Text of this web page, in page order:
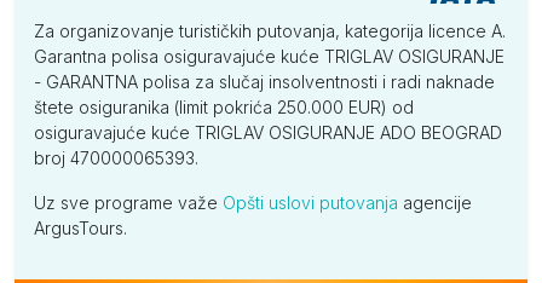
Za organizovanje turističkih putovanja, kategorija licence A.
Garantna polisa osiguravajuće kuće TRIGLAV OSIGURANJE
- GARANTNA polisa za slučaj insolventnosti i radi naknade
štete osiguranika (limit pokrića 250.000 EUR) od
osiguravajuće kuće TRIGLAV OSIGURANJE ADO BEOGRAD
broj 470000065393.
Uz sve programe važe Opšti uslovi putovanja agencije
ArgusTours.